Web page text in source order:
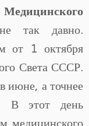
так давно.
от 1 октября
Света СССР.
июне, а точнее
В этот день